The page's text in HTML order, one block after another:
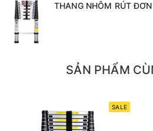
THANG NHÔM RÚT
SẢN PHẨM
SALE